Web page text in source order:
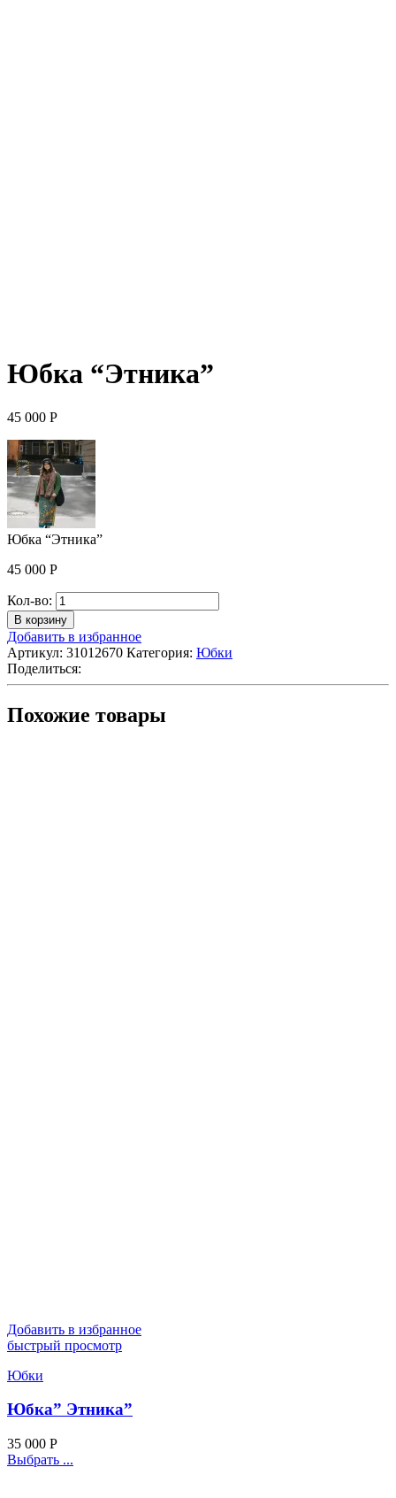
Юбка “Этника”
45 000 Р
Юбка “Этника”
45 000 Р
Кол-во: Количество
Юбка
"Этника"
В корзину
Добавить в избранное
Артикул: 31012670 Категория: Юбки
Поделиться:
Похожие товары
Добавить в избранное
быстрый просмотр
Юбки
Юбка” Этника”
35 000 Р
Выбрать ...